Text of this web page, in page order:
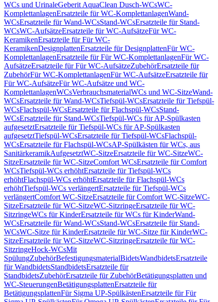
WCs und UrinaleGeberit AquaClean Dusch-WCsWC-
KomplettanlagenErsatzteile für WC-KomplettanlagenWand-
WCsErsatzteile für Wand-WCsStand-WCsErsatzteile für Stand-
WCsWC-AufsätzeErsatzteile für WC-AufsätzeFür WC-
KeramikenErsatzteile für Für WC-
KeramikenDesignplattenErsatzteile für DesignplattenFür WC-
KomplettanlagenErsatzteile für Für WC-KomplettanlagenFür WC-
AufsätzeErsatzteile für Für WC-AufsätzeZubehörErsatzteile für
ZubehörFür WC-KomplettanlagenFür WC-AufsätzeErsatzteile für
Für WC-AufsätzeFür WC-Aufsätze und WC-
KomplettanlagenWCsVerbrauchsmaterialWCs und WC-SitzeWand-
WCsErsatzteile für Wand-WCsTiefspül-WCsErsatzteile für Tiefspül-
WCsFlachspül-WCsErsatzteile für Flachspül-WCsStand-
WCsErsatzteile für Stand-WCsTiefspül-WCs für AP-Spülkasten
aufgesetztErsatzteile für Tiefspül-WCs für AP-Spülkasten
aufgesetztTiefspül-WCsErsatzteile für Tiefspül-WCsFlachspül-
WCsErsatzteile für Flachspül-WCsAP-Spülkästen für WCs, aus
SanitärkeramikAufgesetztWC-SitzeErsatzteile für WC-SitzeWC-
SitzeErsatzteile für WC-SitzeComfort WCsErsatzteile für Comfort
WCsTiefspül-WCs erhöhtErsatzteile für Tiefspül-WCs
erhöhtFlachspül-WCs erhöhtErsatzteile für Flachspül-WCs
erhöhtTiefspül-WCs verlängertErsatzteile für Tiefspül-WCs
verlängertComfort WC-SitzeErsatzteile für Comfort WC-SitzeWC-
SitzeErsatzteile für WC-SitzeWC-SitzringeErsatzteile für WC-
SitzringeWCs für KinderErsatzteile für WCs für KinderWand-
WCsErsatzteile für Wand-WCsStand-WCsErsatzteile für Stand-
WCsWC-Sitze für KinderErsatzteile für WC-Sitze für KinderWC-
SitzeErsatzteile für WC-SitzeWC-SitzringeErsatzteile für WC-
SitzringeHock-WCsMit
SpülungZubehörBefestigungsmaterialBidetsWandbidetsErsatzteile
für WandbidetsStandbidetsErsatzteile für
StandbidetsZubehörErsatzteile für ZubehörBetätigungsplatten und
WC-SteuerungenBetätigungsplattenErsatzteile für
BetätigungsplattenFür Sigma UP-SpülkästenErsatzteile für Für